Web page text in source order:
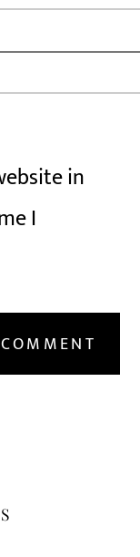
in
I